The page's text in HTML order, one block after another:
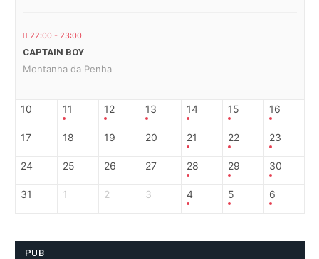
22:00 - 23:00
CAPTAIN BOY
Montanha da Penha
10 11 12 13 14 15 16
17 18 19 20 21 22 23
24 25 26 27 28 29 30
31 1 2 3 4 5 6
PUB